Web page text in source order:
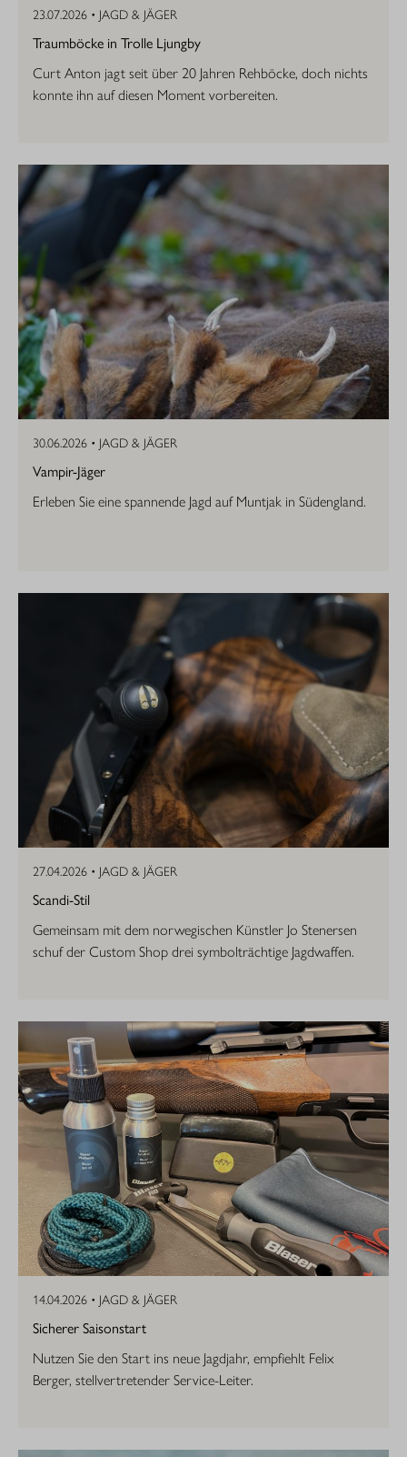
23.07.2026 • JAGD & JÄGER
Traumböcke in Trolle Ljungby
Curt Anton jagt seit über 20 Jahren Rehböcke, doch nichts
konnte ihn auf diesen Moment vorbereiten.
30.06.2026 • JAGD & JÄGER
Vampir-Jäger
Erleben Sie eine spannende Jagd auf Muntjak in Südengland.
27.04.2026 • JAGD & JÄGER
Scandi-Stil
Gemeinsam mit dem norwegischen Künstler Jo Stenersen
schuf der Custom Shop drei symbolträchtige Jagdwaffen.
14.04.2026 • JAGD & JÄGER
Sicherer Saisonstart
Nutzen Sie den Start ins neue Jagdjahr, empfiehlt Felix
Berger, stellvertretender Service-Leiter.